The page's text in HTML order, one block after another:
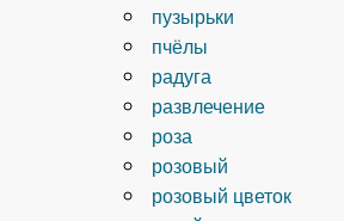
пузырьки
пчёлы
радуга
развлечение
роза
розовый
розовый цветок